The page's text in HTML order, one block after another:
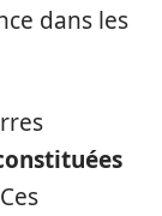
dans les